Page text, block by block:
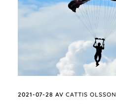
2021-07-28 AV CATTIS OLSSON